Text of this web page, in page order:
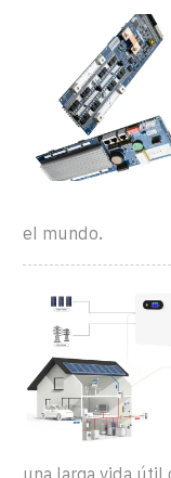
el mundo.
una larga vida útil